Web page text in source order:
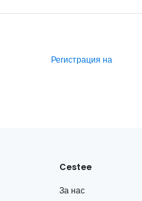
Регистрация на
Cestee
За нас